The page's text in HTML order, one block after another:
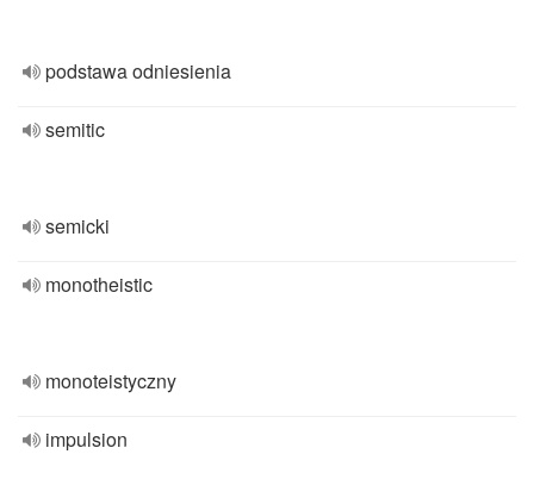
podstawa odniesienia
semitic
semicki
monotheistic
monoteistyczny
impulsion